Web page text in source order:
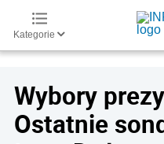
Kategorie
Wybory
Ostatnie